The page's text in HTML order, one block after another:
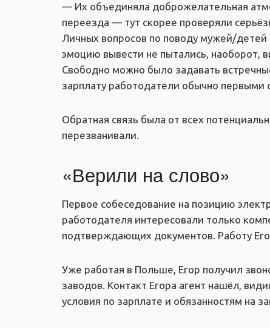
— Их объединяла доброжелательная
переезда — тут скорее проверяли
Личных вопросов по поводу мужей/детей
эмоцию вывести не пытались, наоборот,
Свободно можно было задавать
зарплату работодатели обычно первыми
Обратная связь была от всех
перезванивали.
«Верили на слово»
Первое собеседование на позицию
работодателя интересовали только
подтверждающих документов. Работу
Уже работая в Польше, Егор получил
заводов. Контакт Егора агент нашёл,
условия по зарплате и обязанностям на